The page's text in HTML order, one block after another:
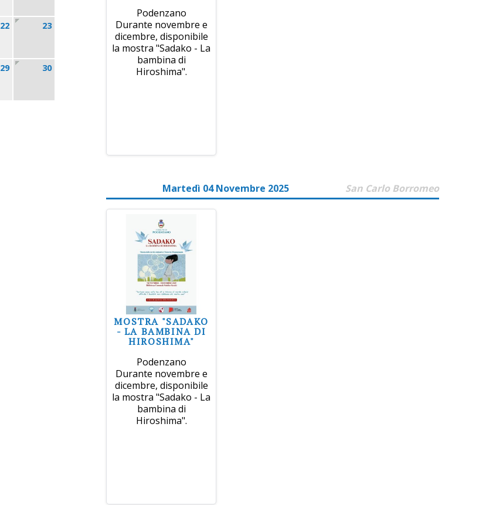
22 23
29 30
Podenzano
Durante novembre e
dicembre, disponibile
la mostra "Sadako - La
bambina di
Hiroshima".
Martedì 04 Novembre 2025 San Carlo Borromeo
MOSTRA "SADAKO
- LA BAMBINA DI
HIROSHIMA"
Podenzano
Durante novembre e
dicembre, disponibile
la mostra "Sadako - La
bambina di
Hiroshima".